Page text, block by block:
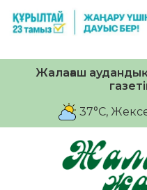
Жалағаш
37°C,